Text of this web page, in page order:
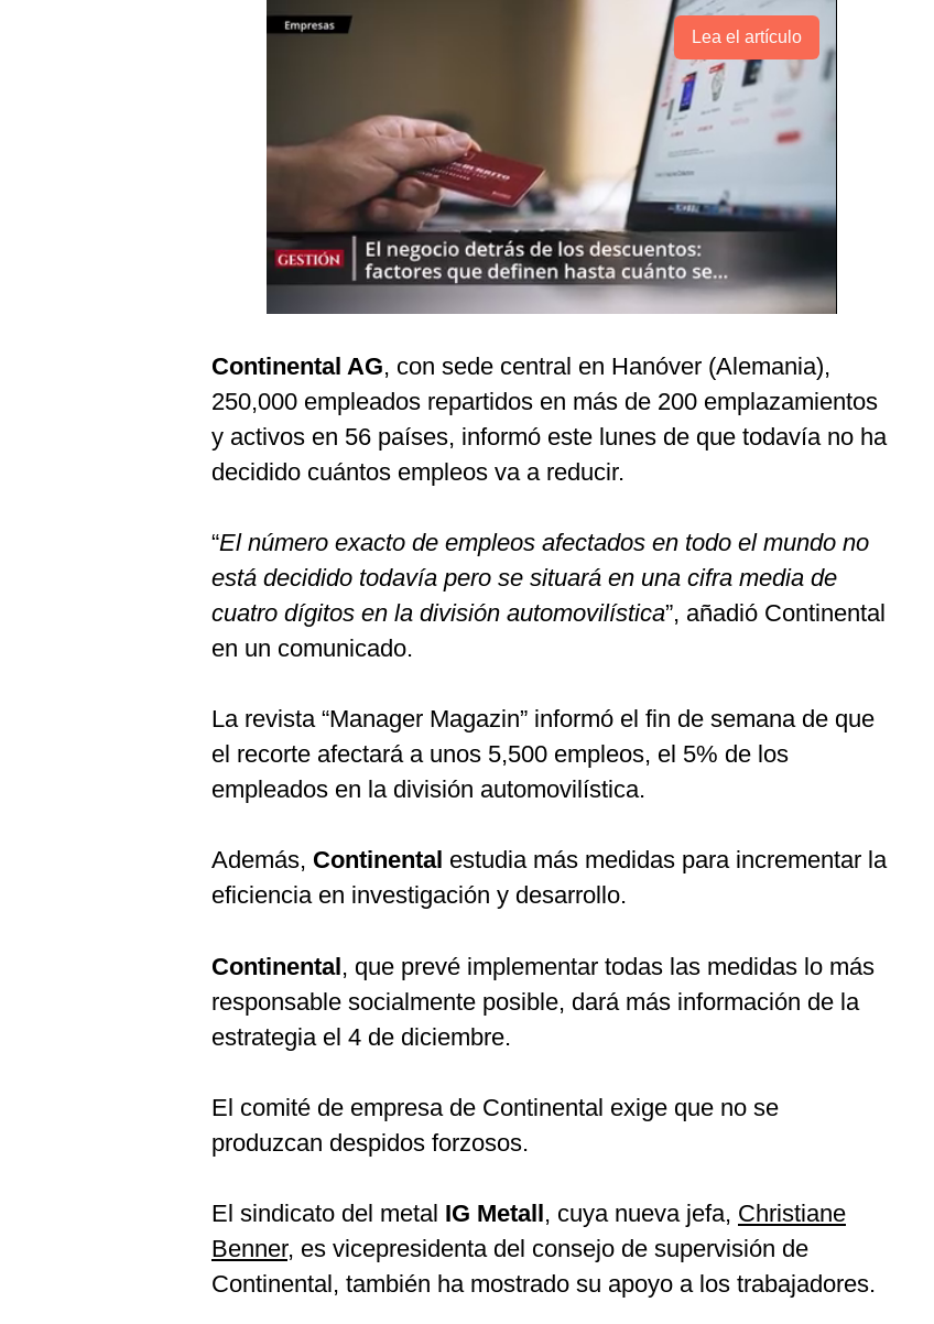
Lea el artículo
Continental AG, con sede central en Hanóver (Alemania),
250,000 empleados repartidos en más de 200 emplazamientos
y activos en 56 países, informó este lunes de que todavía no ha
decidido cuántos empleos va a reducir.
“El número exacto de empleos afectados en todo el mundo no
está decidido todavía pero se situará en una cifra media de
cuatro dígitos en la división automovilística”, añadió Continental
en un comunicado.
La revista “Manager Magazin” informó el fin de semana de que
el recorte afectará a unos 5,500 empleos, el 5% de los
empleados en la división automovilística.
Además, Continental estudia más medidas para incrementar la
eficiencia en investigación y desarrollo.
Continental, que prevé implementar todas las medidas lo más
responsable socialmente posible, dará más información de la
estrategia el 4 de diciembre.
El comité de empresa de Continental exige que no se
produzcan despidos forzosos.
El sindicato del metal IG Metall, cuya nueva jefa, Christiane
Benner, es vicepresidenta del consejo de supervisión de
Continental, también ha mostrado su apoyo a los trabajadores.